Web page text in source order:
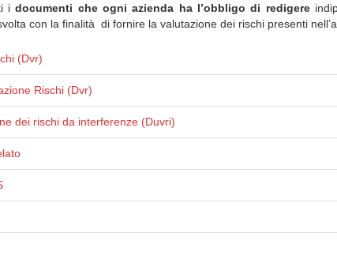
i documenti che ogni azienda ha l’obbligo di redigere
con la finalità di fornire la valutazione dei rischi presenti
(Dvr)
Rischi (Dvr)
dei rischi da interferenze (Duvri)